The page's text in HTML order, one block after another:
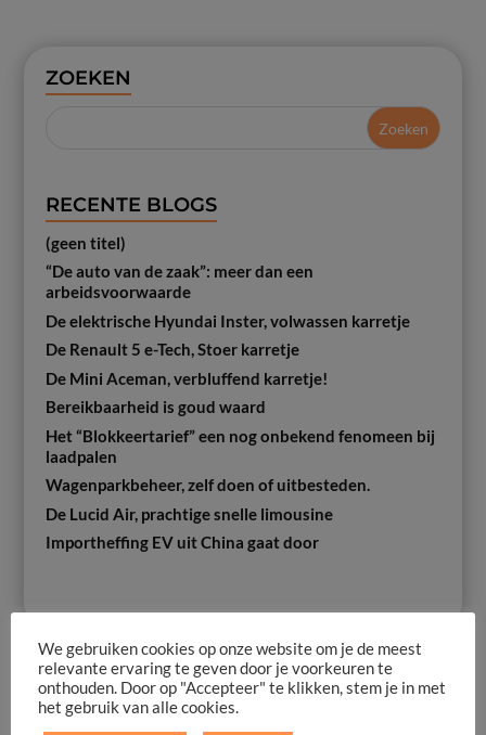
ZOEKEN
RECENTE BLOGS
(geen titel)
“De auto van de zaak”: meer dan een
arbeidsvoorwaarde
De elektrische Hyundai Inster, volwassen karretje
De Renault 5 e-Tech, Stoer karretje
De Mini Aceman, verbluffend karretje!
Bereikbaarheid is goud waard
Het “Blokkeertarief” een nog onbekend fenomeen bij
laadpalen
Wagenparkbeheer, zelf doen of uitbesteden.
De Lucid Air, prachtige snelle limousine
Importheffing EV uit China gaat door
We gebruiken cookies op onze website om je de meest
relevante ervaring te geven door je voorkeuren te
onthouden. Door op "Accepteer" te klikken, stem je in met
het gebruik van alle cookies.